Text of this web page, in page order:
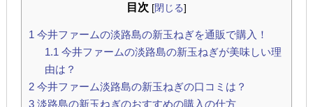
目次 [閉じる]
1 今井ファームの淡路島の新玉ねぎを通販で購入！
1.1 今井ファームの淡路島の新玉ねぎが美味しい理
由は？
2今井ファーム淡路島の新玉ねぎの口コミは？
3淡路島の新玉ねぎのおすすめの購入の仕方